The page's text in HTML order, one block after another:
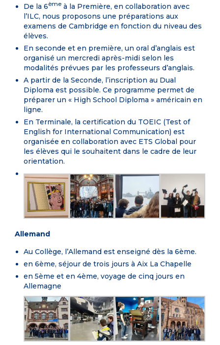
De la 6ème à la Première, en collaboration avec
l’ILC, nous proposons une préparations aux
examens de Cambridge en fonction du niveau des
élèves.
En seconde et en première, un oral d’anglais est
organisé un mercredi après-midi selon les
modalités prévues par les professeurs d’anglais.
A partir de la Seconde, l’inscription au Dual
Diploma est possible. Ce programme permet de
préparer un « High School Diploma » américain en
ligne.
En Terminale, la certification du TOEIC (Test of
English for International Communication) est
organisée en collaboration avec ETS Global pour
les élèves qui le souhaitent dans le cadre de leur
orientation.
Allemand
Au Collège, l’Allemand est enseigné dès la 6ème.
en 6ème, séjour de trois jours à Aix La Chapelle
en 5ème et en 4ème, voyage de cinq jours en
Allemagne